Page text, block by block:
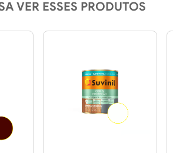
VER ESSES PRODUTOS